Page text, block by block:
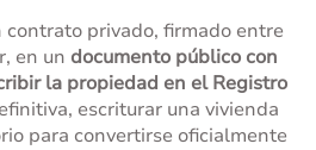
contrato privado, firmado entre
en un documento público con
la propiedad en el Registro
escriturar una vivienda
para convertirse oficialmente